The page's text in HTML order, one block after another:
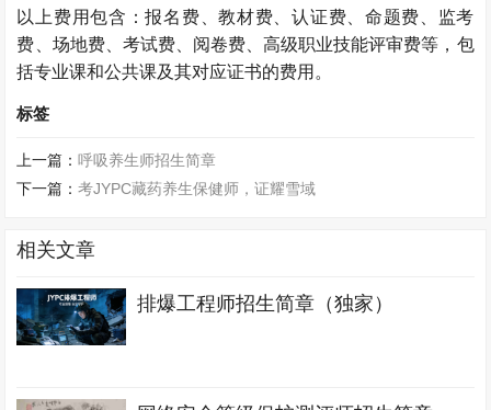
以上费用包含：报名费、教材费、认证费、命题费、监考
费、场地费、考试费、阅卷费、高级职业技能评审费等，包
括专业课和公共课及其对应证书的费用。
标签
上一篇：呼吸养生师招生简章
下一篇：考JYPC藏药养生保健师，证耀雪域
相关文章
排爆工程师招生简章（独家）